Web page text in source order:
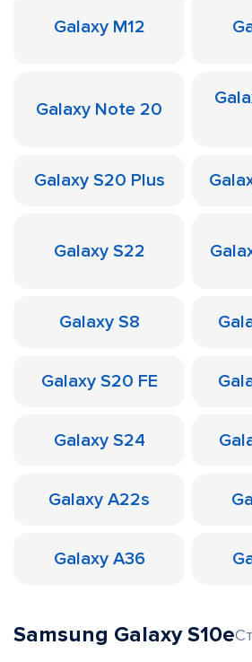
Galaxy M12
Galaxy Note 20
Galaxy S20 Plus
Galaxy S22
Galaxy S8
Galaxy S20 FE
Galaxy S24
Galaxy A22s
Galaxy A36
Samsung Galaxy S10e